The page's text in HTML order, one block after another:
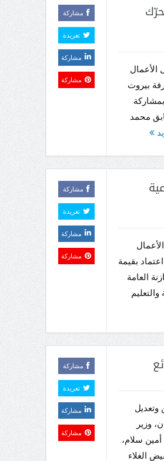
بيروت
محمد
مشاركة
تغريدة
مشاركة
مشاركة
بقيمة
العامة
والتعليم
مشاركة
تغريدة
مشاركة
مشاركة
وزير
سلام،
الغلاء
مشاركة
تغريدة
مشاركة
مشاركة